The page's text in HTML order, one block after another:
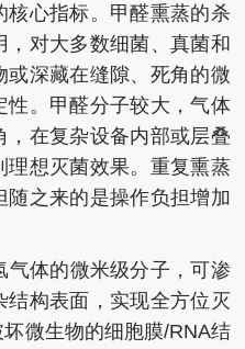
核心指标。甲醛熏蒸的杀
对大多数细菌、真菌和
深藏在缝隙、死角的微
性。甲醛分子较大，气体
在复杂设备内部或层叠
理想灭菌效果。重复熏蒸
之来的是操作负担增加
气体的微米级分子，可渗
结构表面，实现全方位灭
微生物的细胞膜/RNA结